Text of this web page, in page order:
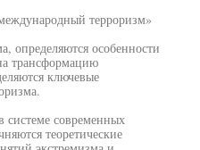
терроризм»
определяются особенности
трансформацию
ключевые
системе современных
теоретические